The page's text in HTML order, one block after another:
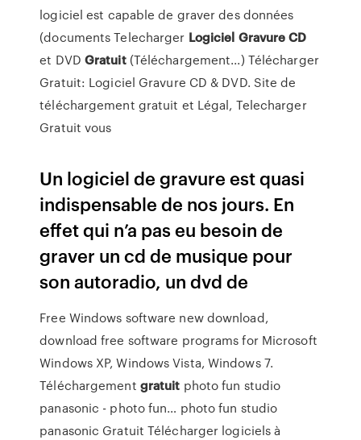
logiciel est capable de graver des données
(documents Telecharger Logiciel Gravure CD
et DVD Gratuit(Téléchargement...) Télécharger
Gratuit: Logiciel Gravure CD & DVD. Site de
téléchargement gratuit et Légal, Telecharger
Gratuit vous
Un logiciel de gravure est quasi
indispensable de nos jours. En
effet qui n’a pas eu besoin de
graver un cd de musique pour
son autoradio, un dvd de
Free Windows software new download,
download free software programs for Microsoft
Windows XP, Windows Vista, Windows 7.
Téléchargement gratuit photo fun studio
panasonic - photo fun… photo fun studio
panasonic Gratuit Télécharger logiciels à